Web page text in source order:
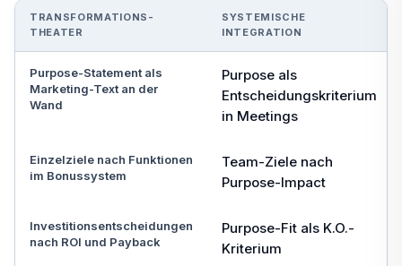
TRANSFORMATIONS-
THEATER
SYSTEMISCHE
INTEGRATION
Purpose-Statement als
Marketing-Text an der
Wand
Purpose als
Entscheidungskriterium
in Meetings
Einzelziele nach Funktionen
im Bonussystem
Team-Ziele nach
Purpose-Impact
Investitionsentscheidungen
nach ROI und Payback
Purpose-Fit als K.O.-
Kriterium